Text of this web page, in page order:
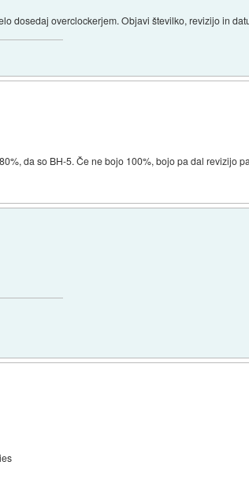
dosedaj overclockerjem. Objavi številko, revizijo in
da so BH-5. Če ne bojo 100%, bojo pa dal revizijo